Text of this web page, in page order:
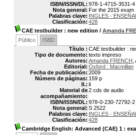
ISBN/ISSN/DL: 978-1-4715-3531-4
Nota general: For the 2015 exam
Palabras clave: INGLES -
Clasificación: 428
CAE testbuilder: new edition / Amanda
Público
ISBD
Título : CAE testbuilder :
Tipo de documento: texto impreso
Autores: Amanda FRENCH
Editorial: Oxford : Macmillan
Fecha de publicación: 2009
Número de páginas: 159 p
Il.: il
Material de
acompañamiento:
2 cds de audio
ISBN/ISSN/DL: 978-0-230-72792-2
Nota general: S 2522
Palabras clave: INGLES -
Clasificación: 428
Cambridge English: Advanced (CAE) 1 :